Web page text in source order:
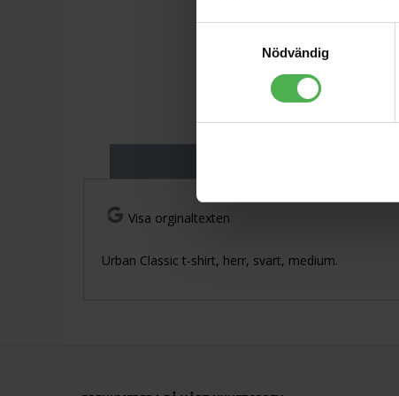
Nödvändig
Visa orginaltexten
Urban Classic t-shirt, herr, svart, medium.